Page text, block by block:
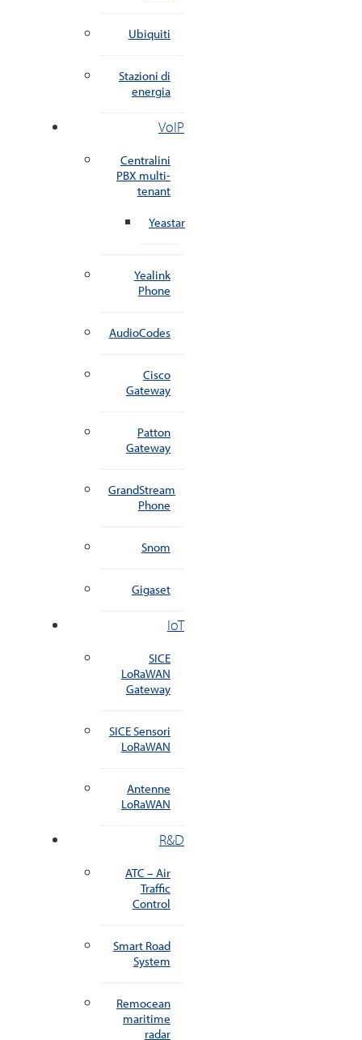
Ubiquiti
Stazioni di
energia
VoIP
Centralini
PBX multi-
tenant
Yeastar
Yealink
Phone
AudioCodes
Cisco
Gateway
Patton
Gateway
GrandStream
Phone
Snom
Gigaset
IoT
SICE
LoRaWAN
Gateway
SICE Sensori
LoRaWAN
Antenne
LoRaWAN
R&D
ATC – Air
Traffic
Control
Smart Road
System
Remocean
maritime
radar